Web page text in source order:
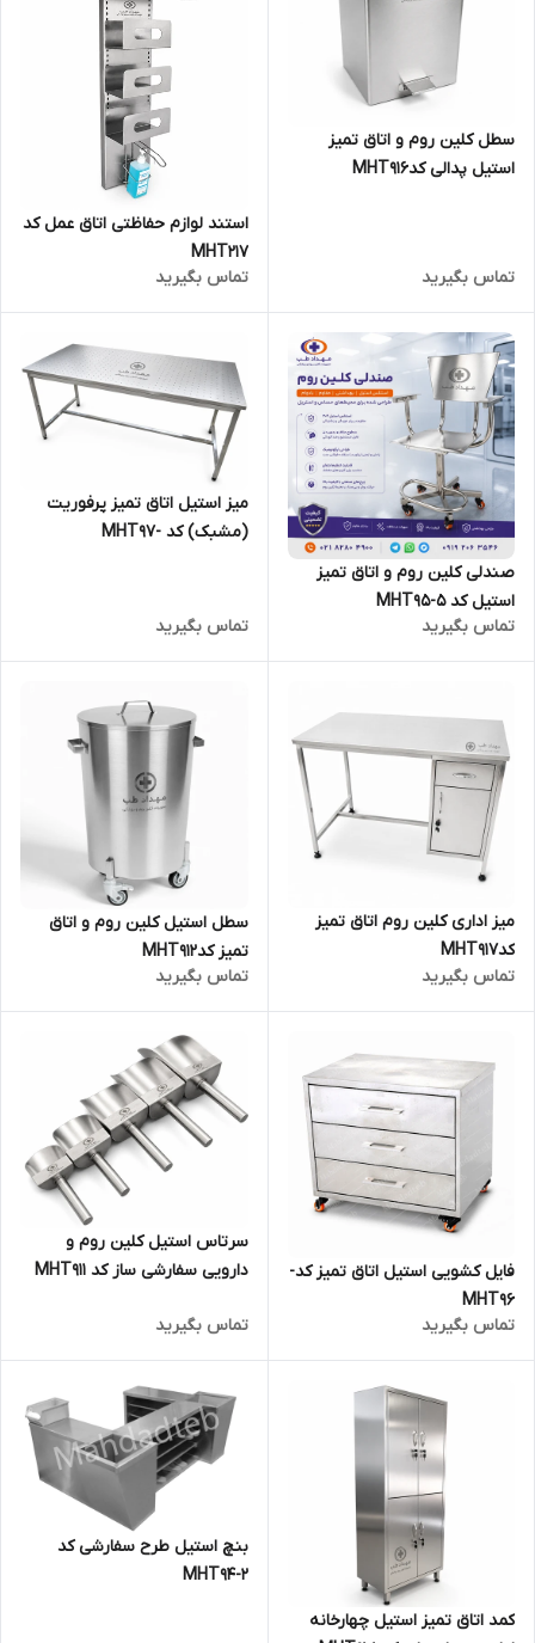
سطل کلین روم و اتاق تمیز
استیل پدالی کدMHT916
تماس بگیرید
استند لوازم حفاظتی اتاق عمل کد
MHT217
تماس بگیرید
صندلی کلین روم و اتاق تمیز
استیل کد MHT95-5
تماس بگیرید
میز استیل اتاق تمیز پرفوریت
(مشبک) کد -MHT97
تماس بگیرید
میز اداری کلین روم اتاق تمیز
کدMHT917
تماس بگیرید
سطل استیل کلین روم و اتاق
تمیز کدMHT912
تماس بگیرید
فایل کشویی استیل اتاق تمیز کد-
MHT96
تماس بگیرید
سرتاس استیل کلین روم و
دارویی سفارشی ساز کد MHT911
تماس بگیرید
کمد اتاق تمیز استیل چهارخانه
بنچ استیل طرح سفارشی کد
MHT94-2